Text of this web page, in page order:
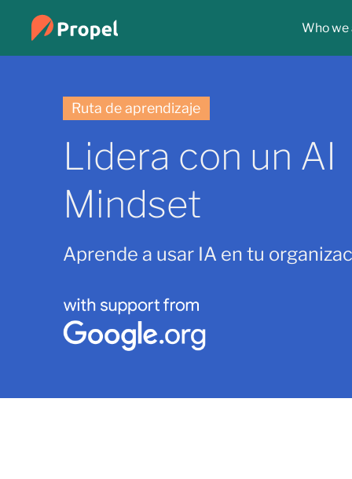
Who we
Ruta de aprendizaje
Lidera con un AI
Mindset
Aprende a usar IA en tu